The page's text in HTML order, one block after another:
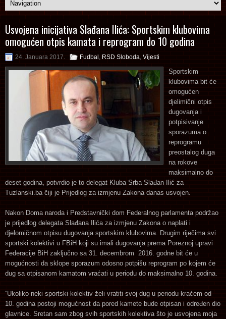
Usvojena inicijativa Slađana Ilića: Sportskim klubovima
omogućen otpis kamata i reprogram do 10 godina
24. Januara 2017. Fudbal RSD Sloboda Vijesti
Sportskim
klubovima bit će
omogućen
djelimični otpis
dugovanja i
potpisivanje
sporazuma o
reprogramu
preostalog duga
na rokove
maksimalno do
deset godina, potvrdio je to delegat Kluba Srba Slađan Ilić za
Tuzlanski.ba čiji je Prijedlog za izmjenu Zakona danas usvojen.
Nakon Doma naroda i Predstavnički dom Federalnog parlamenta podržao
je prijedlog delegata Slađana Ilića za izmjenu Zakona o naplati i
djelomičnom otpisu dugovanja sportskim klubovima. Drugim riječima svi
sportski kolektivi u FBiH koji su imali dugovanja prema Poreznoj upravi
Federacije BiH zaključno sa 31. decembrom 2016. godne bit će u
mogućnosti da sklope sporazum odosno potpišu reprogram po kojem će
dug sa otpisanom kamatom vraćati u periodu do maksimalno 10. godina.
“Ukoliko neki sportski kolektiv želi vratiti svoj dug u periodu kraćem od
10. godina postoji mogućnost da pored kamete bude otpisan i određen dio
glavnice. Sretan sam zbog svih sportskih kolektiva što je usvojena moja